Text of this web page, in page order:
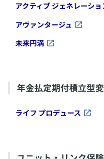
アクティブ ジェネレーショ
​アヴァンタージュ
​未来円満
年金払定期付積立型
​ライフ プロデュース